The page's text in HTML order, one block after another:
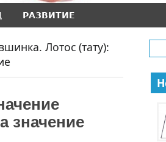
РАЗВИТИЕ
Лотос (тату):
значение